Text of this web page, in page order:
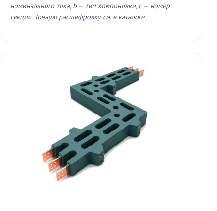
номинального тока, b — тип компоновки, c — номер
секции. Точную расшифровку см. в каталоге.